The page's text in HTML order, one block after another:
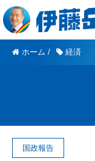
ホーム / 経済
国政報告